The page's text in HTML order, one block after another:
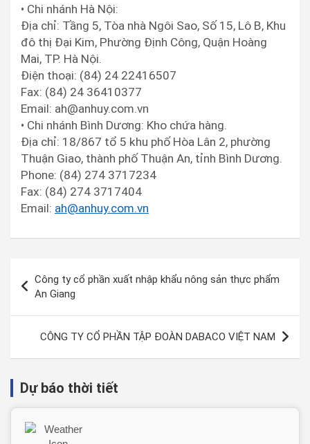
• Chi nhánh Hà Nội:
Địa chỉ: Tầng 5, Tòa nhà Ngôi Sao, Số 15, Lô B, Khu
đô thị Đại Kim, Phường Định Công, Quận Hoàng
Mai, TP. Hà Nội.
Điện thoại: (84) 24 22416507
Fax: (84) 24 36410377
Email: ah@anhuy.com.vn
• Chi nhánh Bình Dương: Kho chứa hàng.
Địa chỉ: 18/867 tổ 5 khu phố Hòa Lân 2, phường
Thuận Giao, thành phố Thuận An, tỉnh Bình Dương.
Phone: (84) 274 3717234
Fax: (84) 274 3717404
Email: ah@anhuy.com.vn
Công ty cổ phần xuất nhập khẩu nông sản thực phẩm
An Giang
CÔNG TY CỔ PHẦN TẬP ĐOÀN DABACO VIỆT NAM
Dự báo thời tiết